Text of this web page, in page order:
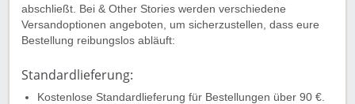
abschließt. Bei & Other Stories werden verschiedene
Versandoptionen angeboten, um sicherzustellen, dass eure
Bestellung reibungslos abläuft:
Standardlieferung:
Kostenlose Standardlieferung für Bestellungen über 90 €.